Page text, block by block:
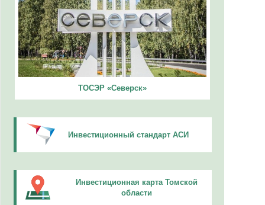
ТОСЭР «Северск»
Инвестиционный стандарт АСИ
Инвестиционная карта Томской
области